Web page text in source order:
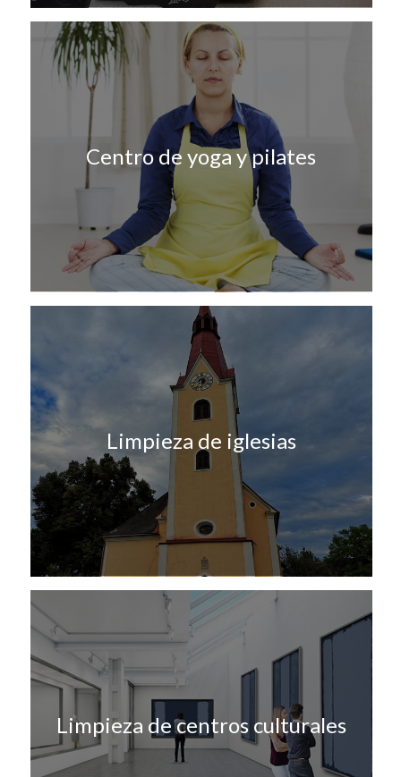
Centro de yoga y pilates
Limpieza de iglesias
Limpieza de centros culturales